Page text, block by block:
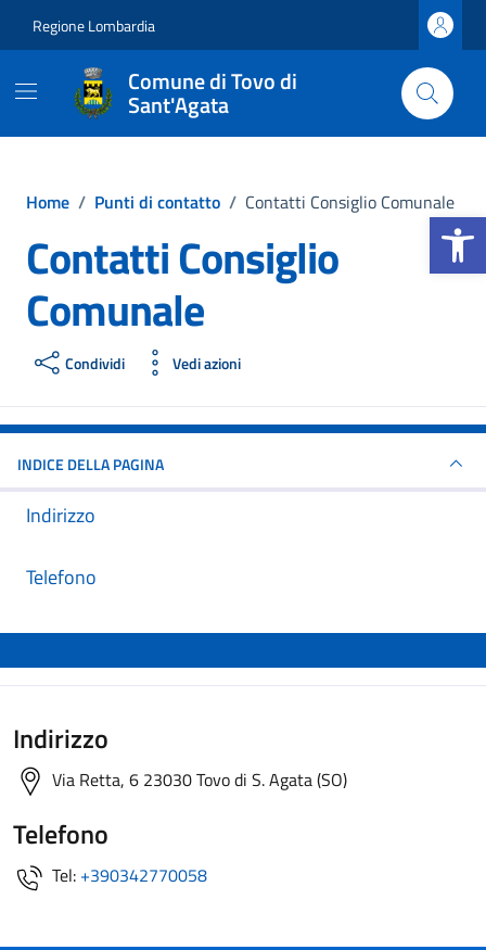
Apri la
Regione Lombardia
Comune di Tovo di
Sant'Agata
Home / Punti di contatto / Contatti Consiglio Comunale
Contatti Consiglio
Comunale
Condividi Vedi azioni
INDICE DELLA PAGINA
Indirizzo
Telefono
Indirizzo
Via Retta, 6 23030 Tovo di S. Agata (SO)
Telefono
Tel: +390342770058